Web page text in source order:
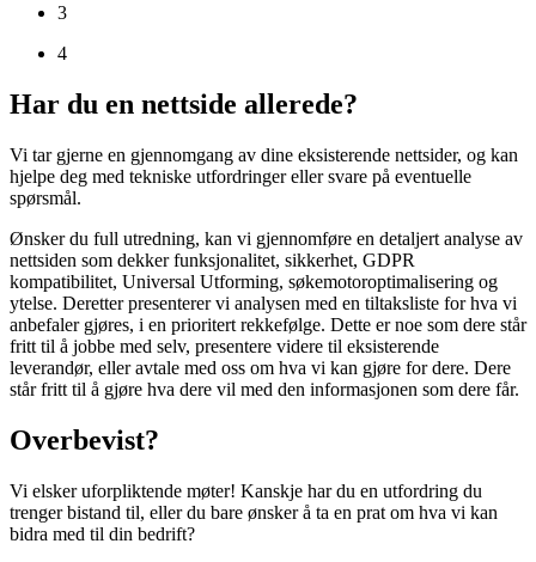
3
4
Har du en nettside allerede?
Vi tar gjerne en gjennomgang av dine eksisterende nettsider, og kan
hjelpe deg med tekniske utfordringer eller svare på eventuelle
spørsmål.
Ønsker du full utredning, kan vi gjennomføre en detaljert analyse av
nettsiden som dekker funksjonalitet, sikkerhet, GDPR
kompatibilitet, Universal Utforming, søkemotoroptimalisering og
ytelse. Deretter presenterer vi analysen med en tiltaksliste for hva vi
anbefaler gjøres, i en prioritert rekkefølge. Dette er noe som dere står
fritt til å jobbe med selv, presentere videre til eksisterende
leverandør, eller avtale med oss om hva vi kan gjøre for dere. Dere
står fritt til å gjøre hva dere vil med den informasjonen som dere får.
Overbevist?
Vi elsker uforpliktende møter! Kanskje har du en utfordring du
trenger bistand til, eller du bare ønsker å ta en prat om hva vi kan
bidra med til din bedrift?